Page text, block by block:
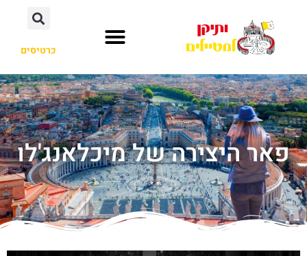
כרטיסים
פאר היצירה של מיכלאנג'לו